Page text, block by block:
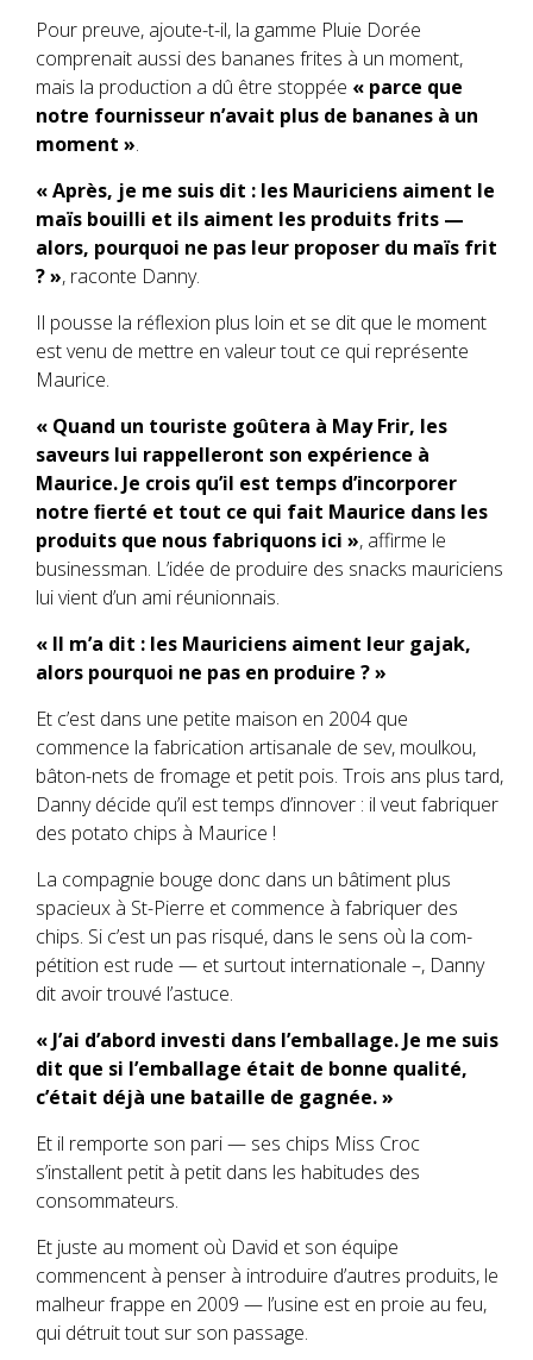
Pour preuve, ajoute-t-il, la gamme Pluie Dorée
comprenait aussi des bananes frites à un moment,
mais la production a dû être stoppée « parce que
notre fournisseur n’avait plus de bananes à un
moment ».
« Après, je me suis dit : les Mauriciens aiment le
maïs bouilli et ils aiment les produits frits —
alors, pourquoi ne pas leur proposer du maïs frit
? », raconte Danny.
Il pousse la réflexion plus loin et se dit que le moment
est venu de mettre en valeur tout ce qui représente
Maurice.
« Quand un touriste goûtera à May Frir, les
saveurs lui rappelleront son expérience à
Maurice. Je crois qu’il est temps d’incorporer
notre ﬁerté et tout ce qui fait Maurice dans les
produits que nous fabriquons ici », affirme le
businessman. L’idée de produire des snacks mauriciens
lui vient d’un ami réunionnais.
« Il m’a dit : les Mauriciens aiment leur gajak,
alors pourquoi ne pas en produire ? »
Et c’est dans une petite maison en 2004 que
commence la fabrication artisanale de sev, moulkou,
bâton-nets de fromage et petit pois. Trois ans plus tard,
Danny décide qu’il est temps d’innover : il veut fabriquer
des potato chips à Maurice !
La compagnie bouge donc dans un bâtiment plus
spacieux à St-Pierre et commence à fabriquer des
chips. Si c’est un pas risqué, dans le sens où la com-
pétition est rude — et surtout internationale –, Danny
dit avoir trouvé l’astuce.
« J’ai d’abord investi dans l’emballage. Je me suis
dit que si l’emballage était de bonne qualité,
c’était déjà une bataille de gagnée. »
Et il remporte son pari — ses chips Miss Croc
s’installent petit à petit dans les habitudes des
consommateurs.
Et juste au moment où David et son équipe
commencent à penser à introduire d’autres produits, le
malheur frappe en 2009 — l’usine est en proie au feu,
qui détruit tout sur son passage.